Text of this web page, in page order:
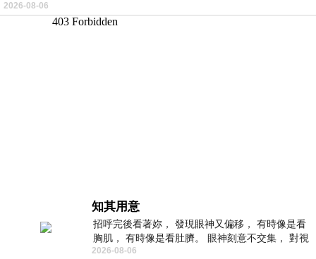
仞的懸崖上，有一座遮天蔽
2026-08-06
知其用意
招呼完後看著妳， 發現眼神又偏移， 有時像是看
胸肌， 有時像是看肚臍。 眼神刻意不交集， 對視
視線不對齊， 讓我很難不
2026-08-06